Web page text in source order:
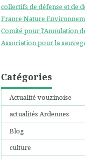
collectifs de défense et de
France Nature
Comité pour l'Annulation
Association pour la
Catégories
Actualité vouzinoise
actualités Ardennes
Blog
culture